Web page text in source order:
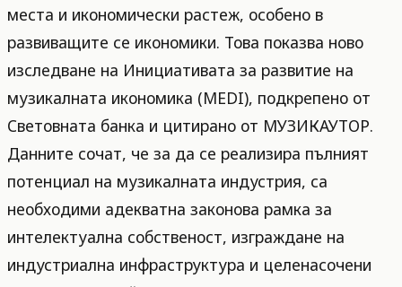
места и икономически растеж, особено в
развиващите се икономики. Това показва ново
изследване на Инициативата за развитие на
музикалната икономика (MEDI), подкрепено от
Световната банка и цитирано от МУЗИКАУТОР.
Данните сочат, че за да се реализира пълният
потенциал на музикалната индустрия, са
необходими адекватна законова рамка за
интелектуална собственост, изграждане на
индустриална инфраструктура и целенасочени